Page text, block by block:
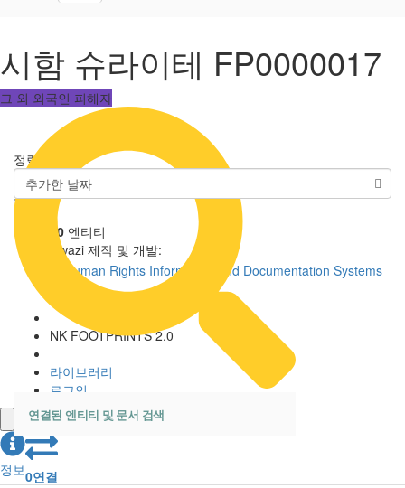
시함 슈라이테 FP0000017
그 외 외국인 피해자
정렬 기준
추가한 날짜
0 0 엔티티
Uwazi 제작 및 개발:
NK FOOTPRINTS 2.0
라이브러리
로그인
정보0연결